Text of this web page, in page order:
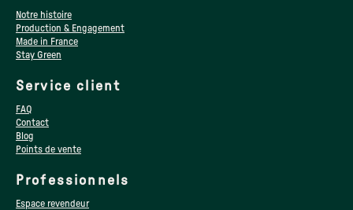
Notre histoire
Production & Engagement
Made in France
Stay Green
Service client
FAQ
Contact
Blog
Points de vente
Professionnels
Espace revendeur